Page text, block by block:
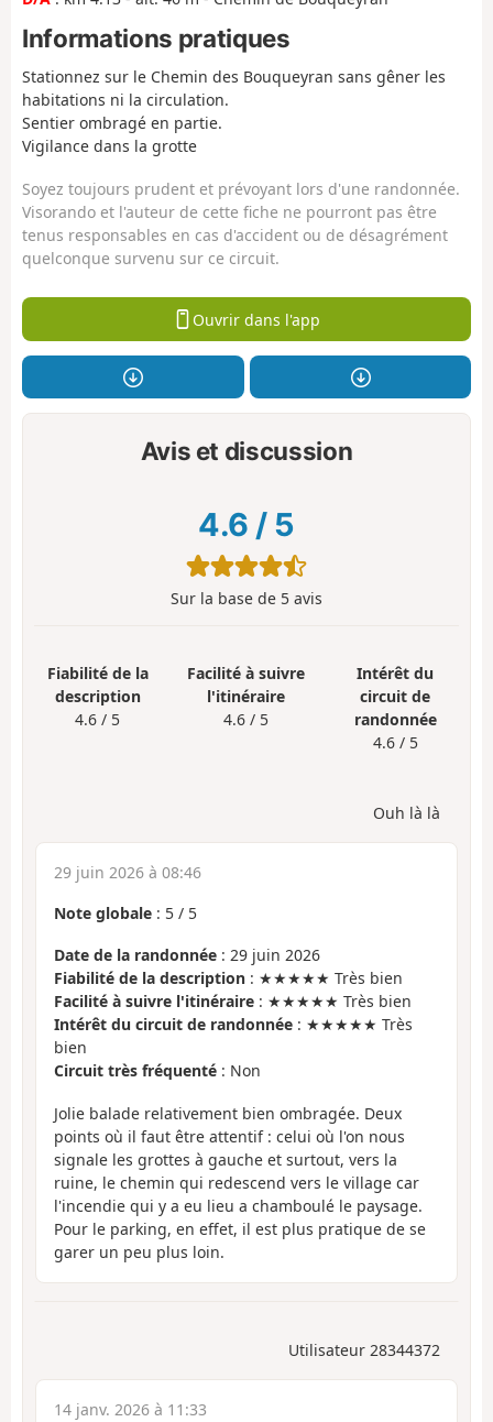
Informations pratiques
Stationnez sur le Chemin des Bouqueyran sans gêner les
habitations ni la circulation.
Sentier ombragé en partie.
Vigilance dans la grotte
Soyez toujours prudent et prévoyant lors d'une randonnée.
Visorando et l'auteur de cette fiche ne pourront pas être
tenus responsables en cas d'accident ou de désagrément
quelconque survenu sur ce circuit.
Ouvrir dans l'app
Avis et discussion
4.6 / 5
Sur la base de 5 avis
Fiabilité de la
description
4.6 / 5
Facilité à suivre
l'itinéraire
4.6 / 5
Intérêt du
circuit de
randonnée
4.6 / 5
Ouh là là
29 juin 2026 à 08:46
Note globale : 5 / 5
Date de la randonnée : 29 juin 2026
Fiabilité de la description : ★★★★★ Très bien
Facilité à suivre l'itinéraire : ★★★★★ Très bien
Intérêt du circuit de randonnée : ★★★★★ Très
bien
Circuit très fréquenté : Non
Jolie balade relativement bien ombragée. Deux
points où il faut être attentif : celui où l'on nous
signale les grottes à gauche et surtout, vers la
ruine, le chemin qui redescend vers le village car
l'incendie qui y a eu lieu a chamboulé le paysage.
Pour le parking, en effet, il est plus pratique de se
garer un peu plus loin.
Utilisateur 28344372
14 janv. 2026 à 11:33